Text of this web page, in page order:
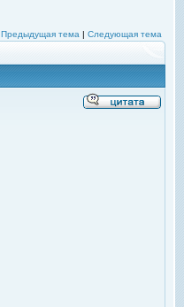
Предыдущая тема | Следующая тема